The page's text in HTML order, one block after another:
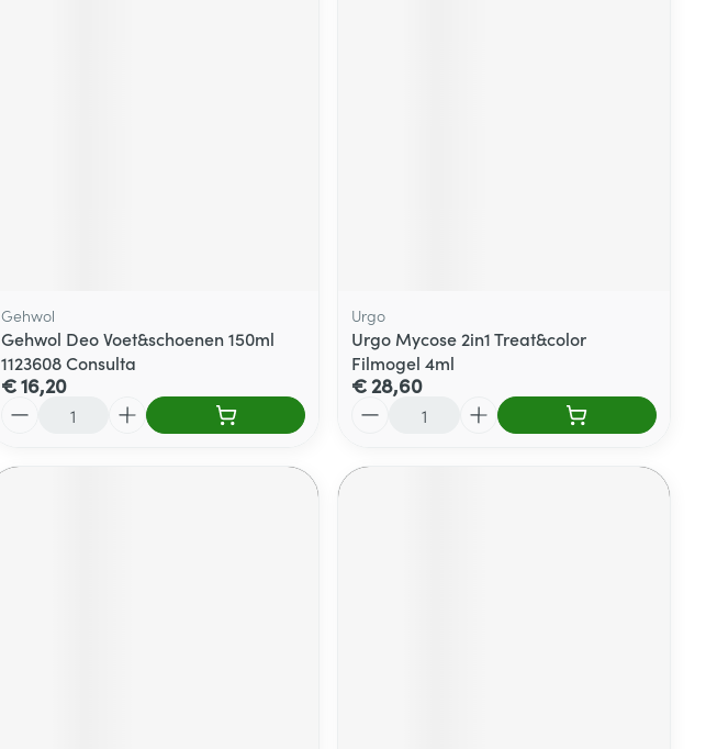
Gehwol
Gehwol Deo Voet&schoenen 150ml
1123608 Consulta
€ 16,20
Urgo
Urgo Mycose 2in1 Treat&color
Filmogel 4ml
€ 28,60